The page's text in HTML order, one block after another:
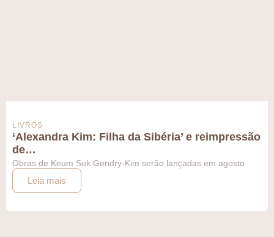
LIVROS
‘Alexandra Kim: Filha da Sibéria’ e reimpressão
de…
Obras de Keum Suk Gendry-Kim serão lançadas em agosto
Leia mais